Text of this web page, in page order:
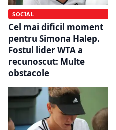
SOCIAL
Cel mai dificil moment
pentru Simona Halep.
Fostul lider WTA a
recunoscut: Multe
obstacole